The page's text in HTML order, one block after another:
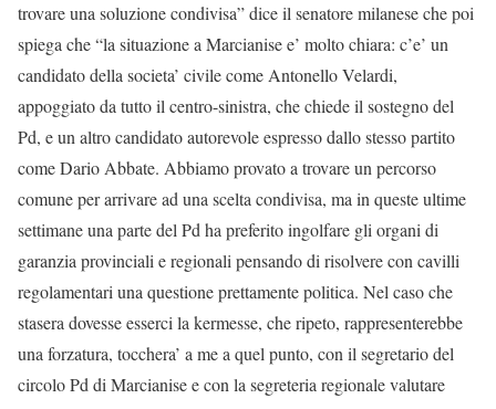
trovare una soluzione condivisa” dice il senatore milanese che poi
spiega che “la situazione a Marcianise e’ molto chiara: c’e’ un
candidato della societa’ civile come Antonello Velardi,
appoggiato da tutto il centro-sinistra, che chiede il sostegno del
Pd, e un altro candidato autorevole espresso dallo stesso partito
come Dario Abbate. Abbiamo provato a trovare un percorso
comune per arrivare ad una scelta condivisa, ma in queste ultime
settimane una parte del Pd ha preferito ingolfare gli organi di
garanzia provinciali e regionali pensando di risolvere con cavilli
regolamentari una questione prettamente politica. Nel caso che
stasera dovesse esserci la kermesse, che ripeto, rappresenterebbe
una forzatura, tocchera’ a me a quel punto, con il segretario del
circolo Pd di Marcianise e con la segreteria regionale valutare